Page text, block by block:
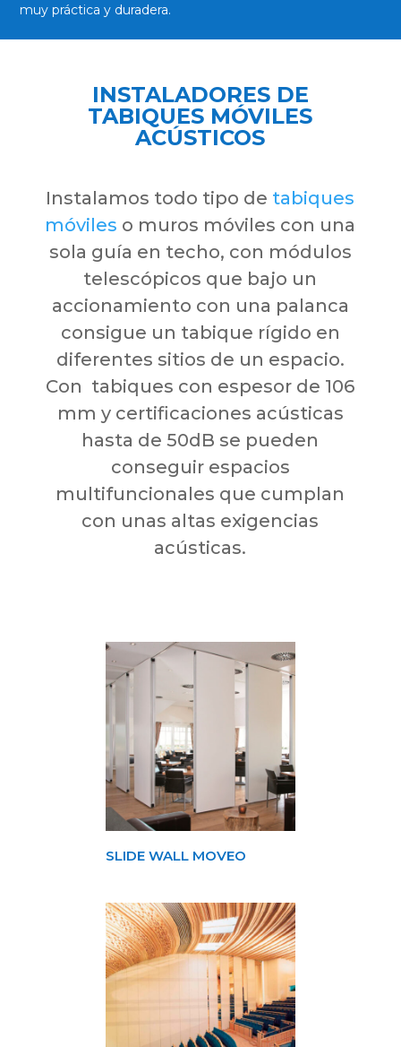
muy práctica y duradera.
INSTALADORES DE
TABIQUES MÓVILES
ACÚSTICOS
Instalamos todo tipo de tabiques
móviles o muros móviles con una
sola guía en techo, con módulos
telescópicos que bajo un
accionamiento con una palanca
consigue un tabique rígido en
diferentes sitios de un espacio.
Con tabiques con espesor de 106
mm y certificaciones acústicas
hasta de 50dB se pueden
conseguir espacios
multifuncionales que cumplan
con unas altas exigencias
acústicas.
SLIDE WALL MOVEO